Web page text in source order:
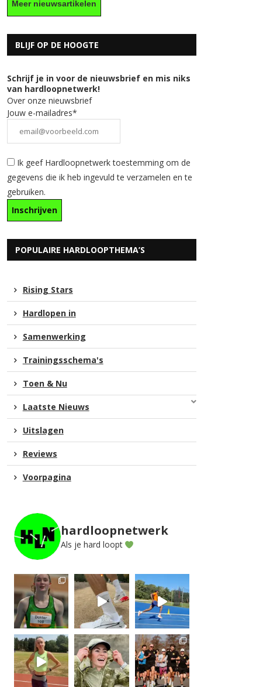
Meer nieuwsartikelen
BLIJF OP DE HOOGTE
Schrijf je in voor de nieuwsbrief en mis niks
van hardloopnetwerk!
Over onze nieuwsbrief
Jouw e-mailadres*
Ik geef Hardloopnetwerk toestemming om de
gegevens die ik heb ingevuld te verzamelen en te
gebruiken.
POPULAIRE HARDLOOPTHEMA’S
Rising Stars
Hardlopen in
Samenwerking
Trainingsschema's
Toen & Nu
Laatste Nieuws
Uitslagen
Reviews
Voorpagina
hardloopnetwerk
Als je hard loopt